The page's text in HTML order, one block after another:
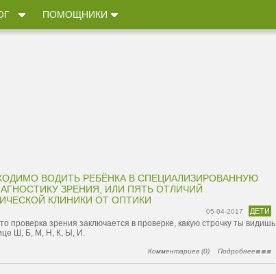
ПОМОЩНИКИ
ВОДИТЬ РЕБЁНКА В СПЕЦИАЛИЗИРОВАННУЮ
ЗРЕНИЯ, ИЛИ ПЯТЬ ОТЛИЧИЙ
КЛИНИКИ ОТ ОПТИКИ
ДЕТИ
05-04-2017
проверка зрения заключается в проверке, какую строчку ты видишь
Ш, Б, М, Н, К, Ы, И.
Комментариев (0) Подробнее